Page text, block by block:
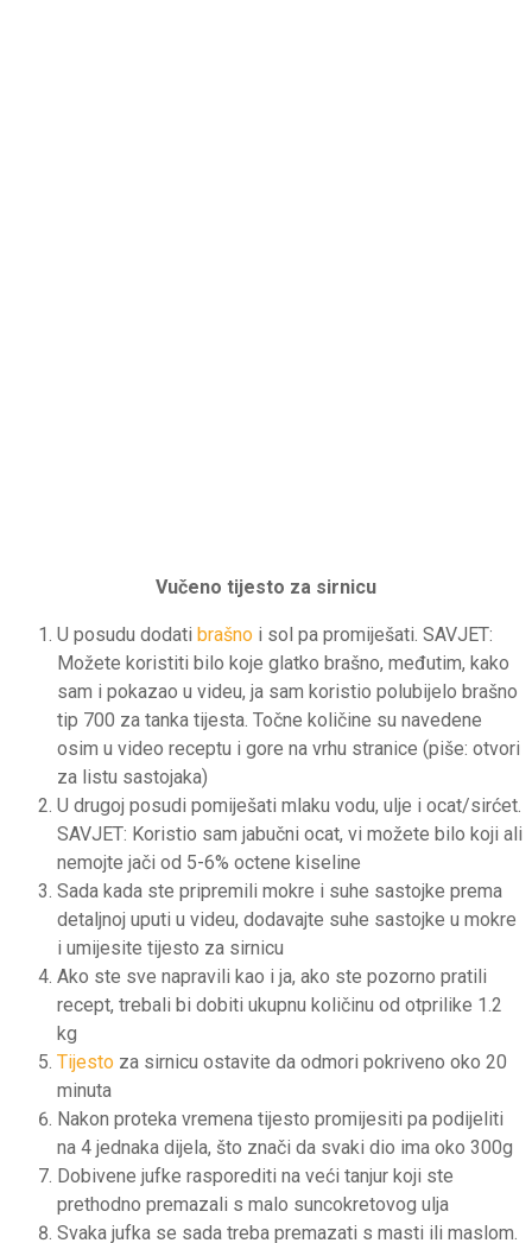
Vučeno tijesto za sirnicu
U posudu dodati brašno i sol pa promiješati. SAVJET:
Možete koristiti bilo koje glatko brašno, međutim, kako
sam i pokazao u videu, ja sam koristio polubijelo brašno
tip 700 za tanka tijesta. Točne količine su navedene
osim u video receptu i gore na vrhu stranice (piše: otvori
za listu sastojaka)
U drugoj posudi pomiješati mlaku vodu, ulje i ocat/sirćet.
SAVJET: Koristio sam jabučni ocat, vi možete bilo koji ali
nemojte jači od 5-6% octene kiseline
Sada kada ste pripremili mokre i suhe sastojke prema
detaljnoj uputi u videu, dodavajte suhe sastojke u mokre
i umijesite tijesto za sirnicu
Ako ste sve napravili kao i ja, ako ste pozorno pratili
recept, trebali bi dobiti ukupnu količinu od otprilike 1.2
kg
Tijesto za sirnicu ostavite da odmori pokriveno oko 20
minuta
Nakon proteka vremena tijesto promijesiti pa podijeliti
na 4 jednaka dijela, što znači da svaki dio ima oko 300g
Dobivene jufke rasporediti na veći tanjur koji ste
prethodno premazali s malo suncokretovog ulja
Svaka jufka se sada treba premazati s masti ili maslom.